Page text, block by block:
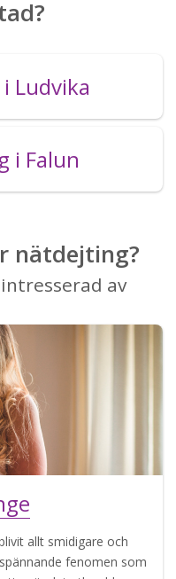
Ludvika
i Falun
nätdejting?
av
allt smidigare och
fenomen som